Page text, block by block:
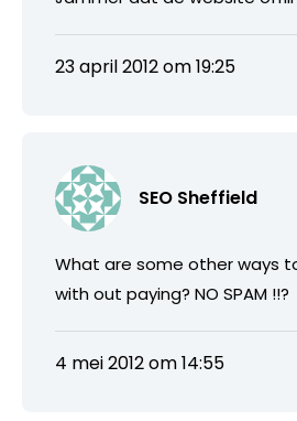
23 april 2012 om 19:25
SEO Sheffield
What are some other ways
with out paying? NO SPAM !!?
4 mei 2012 om 14:55